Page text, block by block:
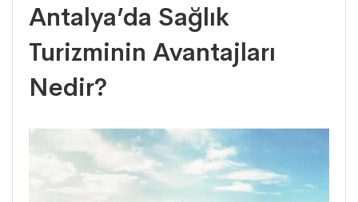
Antalya’da Sağlık
Turizminin Avantajları
Nedir?